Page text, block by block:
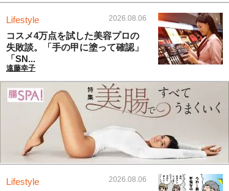
Lifestyle 2026.08.06
コスメ4万点を試した美容プロの
失敗談。「手の甲に塗って確認」
「SN...
遠藤幸子
Lifestyle 2026.08.06